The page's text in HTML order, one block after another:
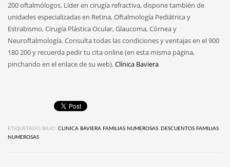
200 oftalmólogos. Líder en cirugía refractiva, dispone también de
unidades especializadas en Retina, Oftalmología Pediátrica y
Estrabismo, Cirugía Plástica Ocular, Glaucoma, Córnea y
Neuroftalmología. Consulta todas las condiciones y ventajas en el 900
180 200 y recuerda pedir tu cita online (en esta misma página,
pinchando en el enlace de su web).Clínica Baviera
ETIQUETADO BAJO: CLINICA BAVIERA FAMILIAS NUMEROSAS, DESCUENTOS FAMILIAS
NUMEROSAS